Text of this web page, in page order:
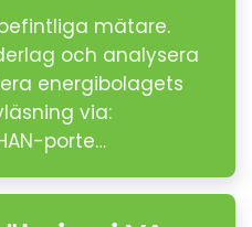
mätare.
och analysera
energibolagets
via:
porte…